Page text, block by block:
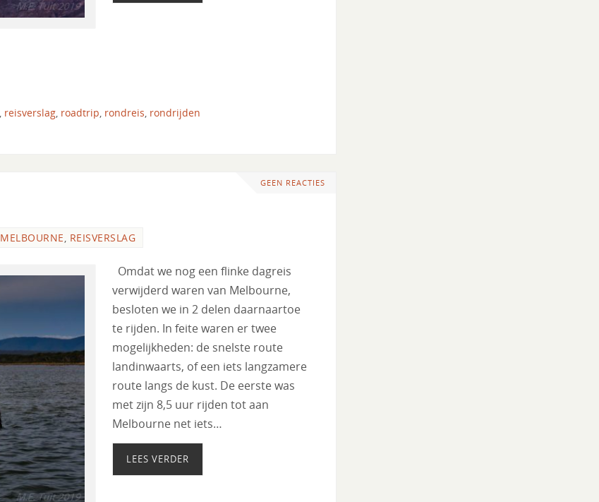
reisverslag roadtrip rondreis rondrijden
GEEN REACTIES
MELBOURNE, REISVERSLAG
Omdat we nog een flinke dagreis
verwijderd waren van Melbourne,
besloten we in 2 delen daarnaartoe
te rijden. In feite waren er twee
mogelijkheden: de snelste route
landinwaarts, of een iets langzamere
route langs de kust. De eerste was
met zijn 8,5 uur rijden tot aan
Melbourne net iets…
LEES VERDER